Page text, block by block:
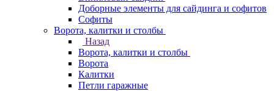
Доборные элементы для сайдинга и софитов
Софиты
Ворота, калитки и столбы
Назад
Ворота, калитки и столбы
Ворота
Калитки
Петли гаражные